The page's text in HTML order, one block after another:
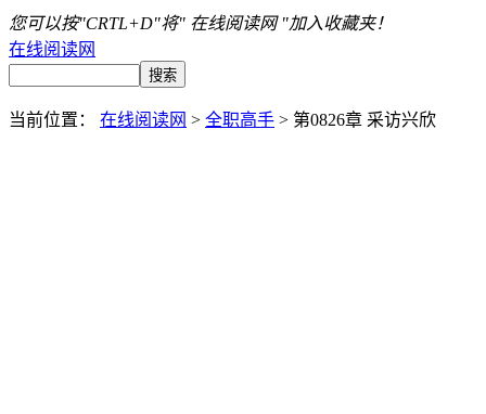
您可以按"CRTL+D"将" 在线阅读网 "加入收藏夹！
在线阅读网
当前位置： 在线阅读网 > 全职高手 > 第0826章 采访兴欣